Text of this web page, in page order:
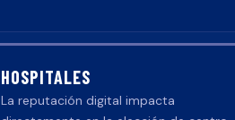
HOSPITALES
La reputación digital impacta